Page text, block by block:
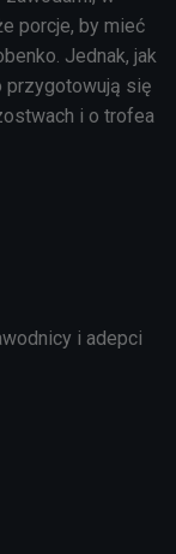
porcje, by mieć
Jednak, jak
przygotowują się
i o trofea
i adepci